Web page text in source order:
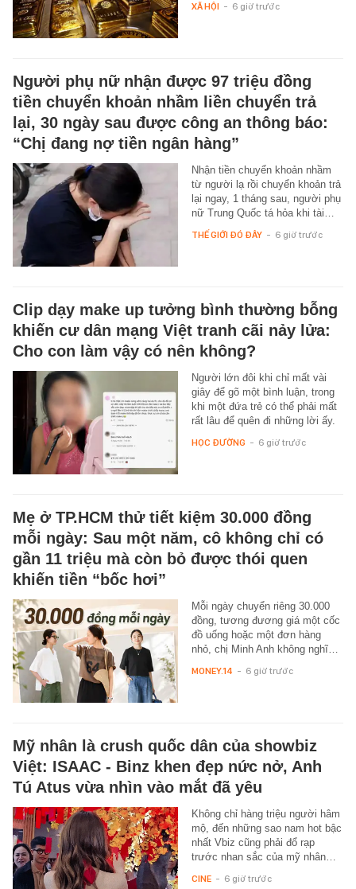
XÃ HỘI - 6 giờ trước
Người phụ nữ nhận được 97 triệu đồng
tiền chuyển khoản nhầm liền chuyển trả
lại, 30 ngày sau được công an thông báo:
“Chị đang nợ tiền ngân hàng”
Nhận tiền chuyển khoản nhầm
từ người lạ rồi chuyển khoản trả
lại ngay, 1 tháng sau, người phụ
nữ Trung Quốc tá hỏa khi tài…
THẾ GIỚI ĐÓ ĐÂY - 6 giờ trước
Clip dạy make up tưởng bình thường bỗng
khiến cư dân mạng Việt tranh cãi nảy lửa:
Cho con làm vậy có nên không?
Người lớn đôi khi chỉ mất vài
giây để gõ một bình luận, trong
khi một đứa trẻ có thể phải mất
rất lâu để quên đi những lời ấy.
HỌC ĐƯỜNG - 6 giờ trước
Mẹ ở TP.HCM thử tiết kiệm 30.000 đồng
mỗi ngày: Sau một năm, cô không chỉ có
gần 11 triệu mà còn bỏ được thói quen
khiến tiền “bốc hơi”
Mỗi ngày chuyển riêng 30.000
đồng, tương đương giá một cốc
đồ uống hoặc một đơn hàng
nhỏ, chị Minh Anh không nghĩ…
MONEY.14 - 6 giờ trước
Mỹ nhân là crush quốc dân của showbiz
Việt: ISAAC - Binz khen đẹp nức nở, Anh
Tú Atus vừa nhìn vào mắt đã yêu
Không chỉ hàng triệu người hâm
mộ, đến những sao nam hot bậc
nhất Vbiz cũng phải đổ rạp
trước nhan sắc của mỹ nhân…
CINE - 6 giờ trước